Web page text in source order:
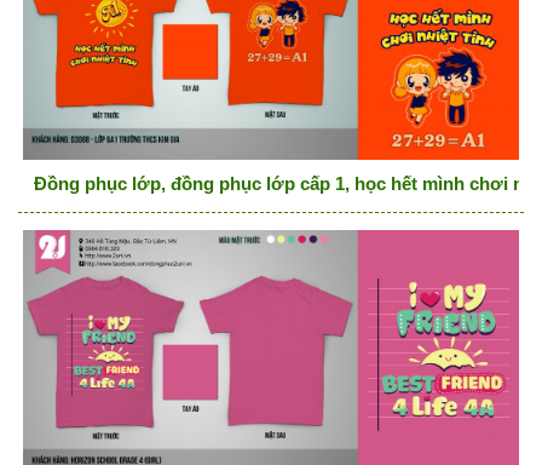
Đồng phục lớp, đồng phục lớp cấp 1, học hết mình chơi